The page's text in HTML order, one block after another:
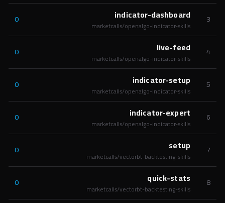
3
indicator-dashboard
marketcalls/openalgo-indicator-skills
0
4
live-feed
marketcalls/openalgo-indicator-skills
0
5
indicator-setup
marketcalls/openalgo-indicator-skills
0
6
indicator-expert
marketcalls/openalgo-indicator-skills
0
7
setup
marketcalls/vectorbt-backtesting-skills
0
8
quick-stats
marketcalls/vectorbt-backtesting-skills
0